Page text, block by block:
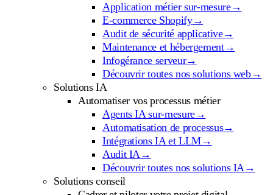
Application métier sur-mesure→
E-commerce Shopify→
Audit de sécurité applicative→
Maintenance et hébergement→
Infogérance serveur→
Découvrir toutes nos solutions web→
Solutions IA
Automatiser vos processus métier
Agents IA sur-mesure→
Automatisation de processus→
Intégrations IA et LLM→
Audit IA→
Découvrir toutes nos solutions IA→
Solutions conseil